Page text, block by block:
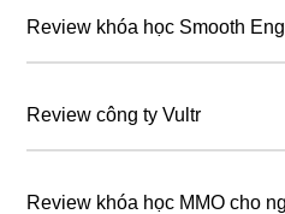
Review khóa học Smooth
Review công ty Vultr
Review khóa học MMO cho